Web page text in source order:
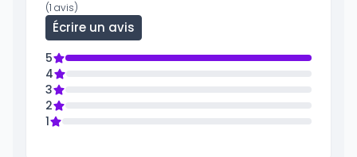
(1 avis)
Écrire un avis
5
4
3
2
1